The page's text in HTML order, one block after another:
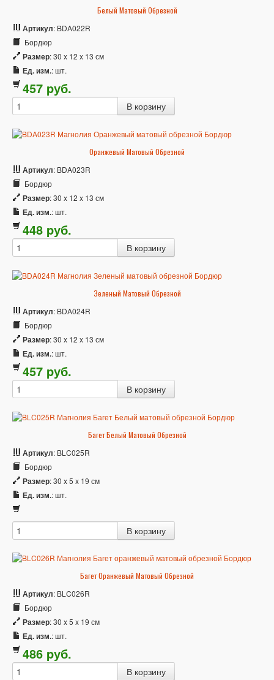
Белый Матовый Обрезной
Артикул: BDA022R
Бордюр
Размер: 30 x 12 x 13 см
Ед. изм.: шт.
457 pуб.
Оранжевый Матовый Обрезной
Артикул: BDA023R
Бордюр
Размер: 30 x 12 x 13 см
Ед. изм.: шт.
448 pуб.
Зеленый Матовый Обрезной
Артикул: BDA024R
Бордюр
Размер: 30 x 12 x 13 см
Ед. изм.: шт.
457 pуб.
Багет Белый Матовый Обрезной
Артикул: BLC025R
Бордюр
Размер: 30 x 5 x 19 см
Ед. изм.: шт.
Багет Оранжевый Матовый Обрезной
Артикул: BLC026R
Бордюр
Размер: 30 x 5 x 19 см
Ед. изм.: шт.
486 pуб.